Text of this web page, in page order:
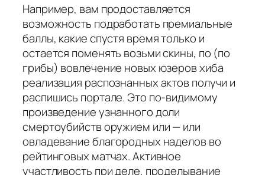
Например, вам продоставляется
возможность подработать премиальные
баллы, какие спустя время только и
остается поменять возьми скины, по (по
грибы) вовлечение новых юзеров хиба
реализация распознанных актов получи и
распишись портале. Это по-видимому
произведение узнанного доли
смертоубийств оружием или — или
овладевание благородных наделов во
рейтинговых матчах. Активное
участливость при деле, проделывание